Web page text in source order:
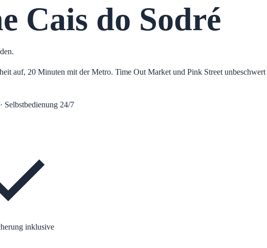
Cais do Sodré
auf, 20 Minuten mit der Metro. Time Out Market und Pink Street unbeschwert
Selbstbedienung 24/7
inklusive